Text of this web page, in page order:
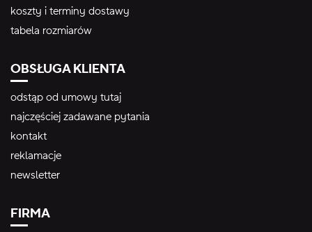
koszty i terminy dostawy
tabela rozmiarów
OBSŁUGA KLIENTA
odstąp od umowy tutaj
najczęściej zadawane pytania
kontakt
reklamacje
newsletter
FIRMA